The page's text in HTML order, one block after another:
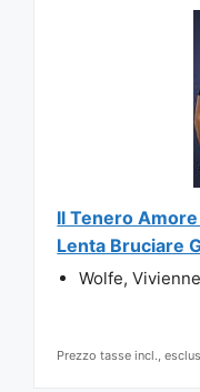
Il Tenero
Lenta Bruciare
Wolfe,
Prezzo tasse incl.,